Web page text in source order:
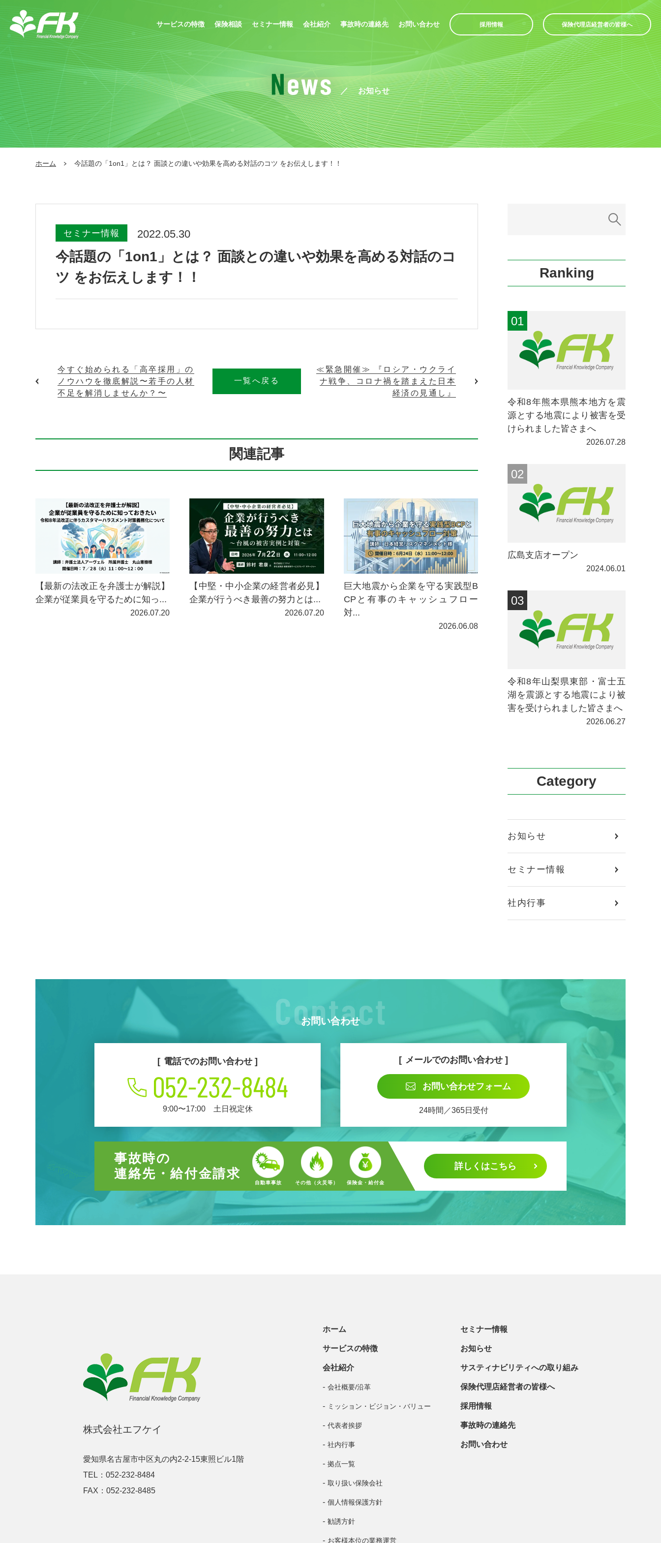
サービスの特徴 保険相談 セミナー情報 会社紹介 事故時の連絡先 お問い合わせ 採用情報 保険代理店経営者の皆様へ
お知らせ
ホーム 今話題の「1on1」とは？ 面談との違いや効果を高める対話のコツ をお伝えします！！
セミナー情報 2022.05.30
今話題の「1on1」とは？ 面談との違いや効果を高める対話のコ
ツ をお伝えします！！
今すぐ始められる「高卒採用」の
ノウハウを徹底解説〜若手の人材
不足を解消しませんか？〜
一覧へ戻る
≪緊急開催≫ 『ロシア・ウクライ
ナ戦争、コロナ禍を踏まえた日本
経済の見通し』
関連記事
【最新の法改正を弁護士が解説】
企業が従業員を守るために知っ...
2026.07.20
【中堅・中小企業の経営者必見】
企業が行うべき最善の努力とは...
2026.07.20
巨大地震から企業を守る実践型B
CPと有事のキャッシュフロー
対...
2026.06.08
Ranking
令和8年熊本県熊本地方を震
源とする地震により被害を受
けられました皆さまへ
2026.07.28
広島支店オープン
2024.06.01
令和8年山梨県東部・富士五
湖を震源とする地震により被
害を受けられました皆さまへ
2026.06.27
Category
お知らせ
セミナー情報
社内行事
お問い合わせ
電話でのお問い合わせ
9:00〜17:00 土日祝定休
メールでのお問い合わせ
お問い合わせフォーム
24時間／365日受付
事故時の
連絡先・給付金請求
自動車事故 その他（火災等） 保険金・給付金
詳しくはこちら
株式会社エフケイ
愛知県名古屋市中区丸の内2-2-15東照ビル1階
TEL：052-232-8484
FAX：052-232-8485
ホーム
サービスの特徴
会社紹介
会社概要/沿革
ミッション・ビジョン・バリュー
代表者挨拶
社内行事
拠点一覧
取り扱い保険会社
個人情報保護方針
勧誘方針
お客様本位の業務運営
セミナー情報
お知らせ
サスティナビリティへの取り組み
保険代理店経営者の皆様へ
採用情報
事故時の連絡先
お問い合わせ